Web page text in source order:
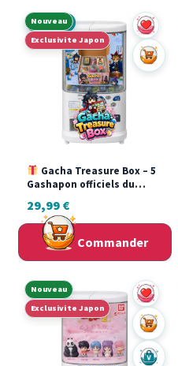
Nouveau
Exclusivite Japon
À La Une
Ajouter
Gacha Treasure Box – 5
Gashapon officiels du
29,99 €
Commander
Nouveau
Exclusivite Japon
Ajouter